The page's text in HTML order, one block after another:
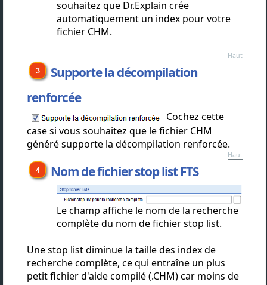
souhaitez que Dr.Explain crée
automatiquement un index pour votre
fichier CHM.
Haut
Supporte la décompilation
renforcée
Cochez cette
case si vous souhaitez que le fichier CHM
généré supporte la décompilation renforcée.
Haut
Nom de fichier stop list FTS
Le champ affiche le nom de la recherche
complète du nom de fichier stop list.
Une stop list diminue la taille des index de
recherche complète, ce qui entraîne un plus
petit fichier d'aide compilé (.CHM) car moins de